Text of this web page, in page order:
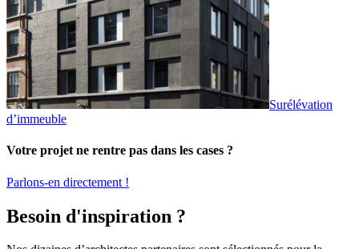
Surélévation
d’immeuble
Votre projet ne rentre pas dans les cases ?
Parlons-en directement !
Besoin d'inspiration ?